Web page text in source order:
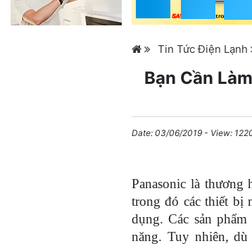
Tin Tức Điện Lạnh
Bạn Cần
Date: 03/06/2019 - View:
Panasonic là
trong đó các thiết bị
dụng. Các sản
năng. Tuy nhiên,